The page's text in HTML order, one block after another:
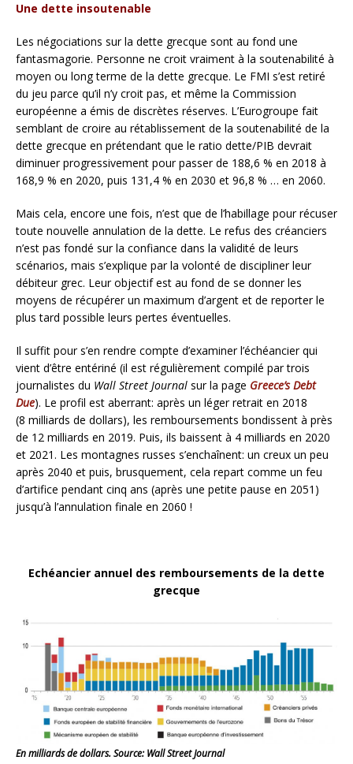
Une dette insoutenable
Les négociations sur la dette grecque sont au fond une
fantasmagorie. Personne ne croit vraiment à la soutenabilité à
moyen ou long terme de la dette grecque. Le FMI s’est retiré
du jeu parce qu’il n’y croit pas, et même la Commission
européenne a émis de discrètes réserves. L’Eurogroupe fait
semblant de croire au rétablissement de la soutenabilité de la
dette grecque en prétendant que le ratio dette/PIB devrait
diminuer progressivement pour passer de 188,6 % en 2018 à
168,9 % en 2020, puis 131,4 % en 2030 et 96,8 % … en 2060.
Mais cela, encore une fois, n’est que de l’habillage pour récuser
toute nouvelle annulation de la dette. Le refus des créanciers
n’est pas fondé sur la confiance dans la validité de leurs
scénarios, mais s’explique par la volonté de discipliner leur
débiteur grec. Leur objectif est au fond de se donner les
moyens de récupérer un maximum d’argent et de reporter le
plus tard possible leurs pertes éventuelles.
Il suffit pour s’en rendre compte d’examiner l’échéancier qui
vient d’être entériné (il est régulièrement compilé par trois
journalistes du Wall Street Journal sur la page Greece’s Debt
Due). Le profil est aberrant: après un léger retrait en 2018
(8 milliards de dollars), les remboursements bondissent à près
de 12 milliards en 2019. Puis, ils baissent à 4 milliards en 2020
et 2021. Les montagnes russes s’enchaînent: un creux un peu
après 2040 et puis, brusquement, cela repart comme un feu
d’artifice pendant cinq ans (après une petite pause en 2051)
jusqu’à l’annulation finale en 2060 !
Echéancier annuel des remboursements de la dette
grecque
En milliards de dollars. Source: Wall Street Journal